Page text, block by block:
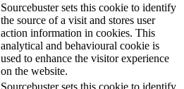
Sourcebuster sets this cookie to identify
the source of a visit and stores user
action information in cookies. This
analytical and behavioural cookie is
used to enhance the visitor experience
on the website.
Sourcebuster sets this cookie to identify